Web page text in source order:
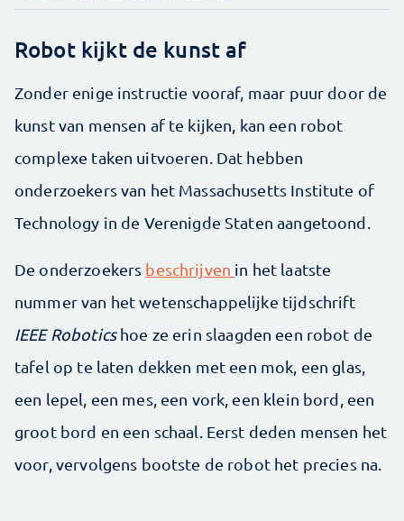
Robot kijkt de kunst af
Zonder enige instructie vooraf, maar puur door de
kunst van mensen af te kijken, kan een robot
complexe taken uitvoeren. Dat hebben
onderzoekers van het Massachusetts Institute of
Technology in de Verenigde Staten aangetoond.
De onderzoekers beschrijven in het laatste
nummer van het wetenschappelijke tijdschrift
IEEE Roboticshoe ze erin slaagden een robot de
tafel op te laten dekken met een mok, een glas,
een lepel, een mes, een vork, een klein bord, een
groot bord en een schaal. Eerst deden mensen het
voor, vervolgens bootste de robot het precies na.